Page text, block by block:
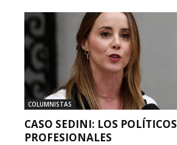
COLUMNISTAS
CASO SEDINI: LOS POLÍTICOS
PROFESIONALES